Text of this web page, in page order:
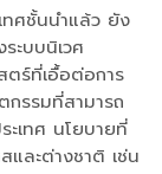
ทศชั้นนำแล้ว ยัง
ะบบนิเวศ
ร์ที่เอื้อต่อการ
รรมที่สามารถ
เทศ นโยบายที่
และต่างชาติ เช่น